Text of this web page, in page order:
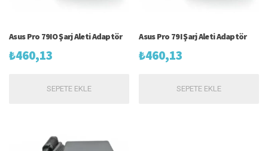
Asus Pro 79IO Şarj Aleti Adaptör
₺460,13
SEPETE EKLE
Asus Pro 79I Şarj Aleti Adaptör
₺460,13
SEPETE EKLE